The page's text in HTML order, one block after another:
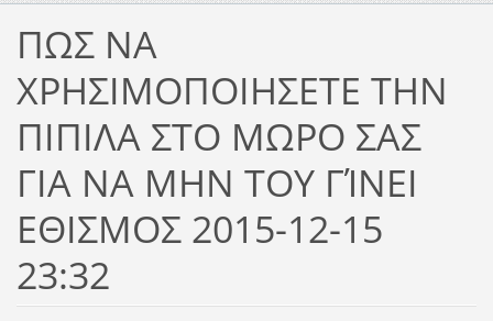
ΠΩΣ ΝΑ
ΧΡΗΣΙΜΟΠΟΙΗΣΕΤΕ ΤΗΝ
ΠΙΠΙΛΑ ΣΤΟ ΜΩΡΟ ΣΑΣ
ΓΙΑ ΝΑ ΜΗΝ ΤΟΥ ΓΊΝΕΙ
ΕΘΙΣΜΟΣ 2015-12-15
23:32